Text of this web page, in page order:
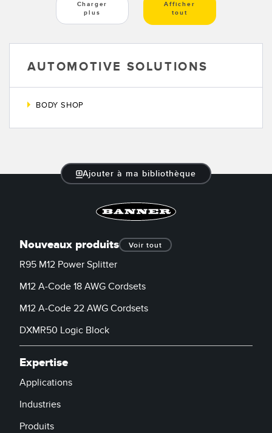
Charger
plus
Afficher
tout
AUTOMOTIVE SOLUTIONS
BODY SHOP
Ajouter à ma bibliothèque
Nouveaux produits Voir tout
R95 M12 Power Splitter
M12 A-Code 18 AWG Cordsets
M12 A-Code 22 AWG Cordsets
DXMR50 Logic Block
Expertise
Applications
Industries
Produits